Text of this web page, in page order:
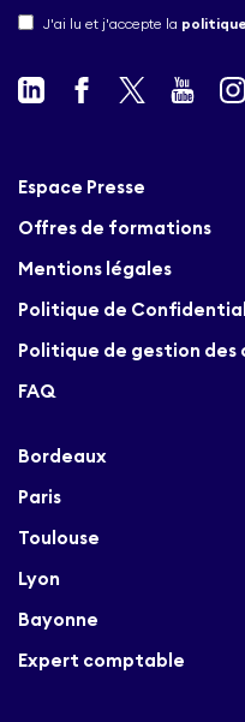
J'ai lu et j'accepte la
Espace Presse
Offres de formations
Mentions légales
Politique de
Politique de gestion des
FAQ
Bordeaux
Paris
Toulouse
Lyon
Bayonne
Expert comptable